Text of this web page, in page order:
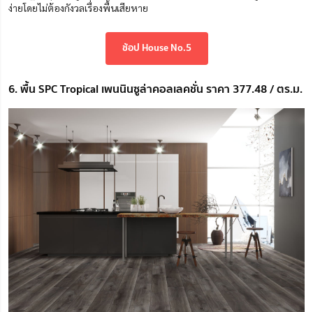
ง่ายโดยไม่ต้องกังวลเรื่องพื้นเสียหาย
ช้อป House No.5
6. พื้น SPC Tropical เพนนินซูล่าคอลเลคชั่น ราคา 377.48 / ตร.ม.